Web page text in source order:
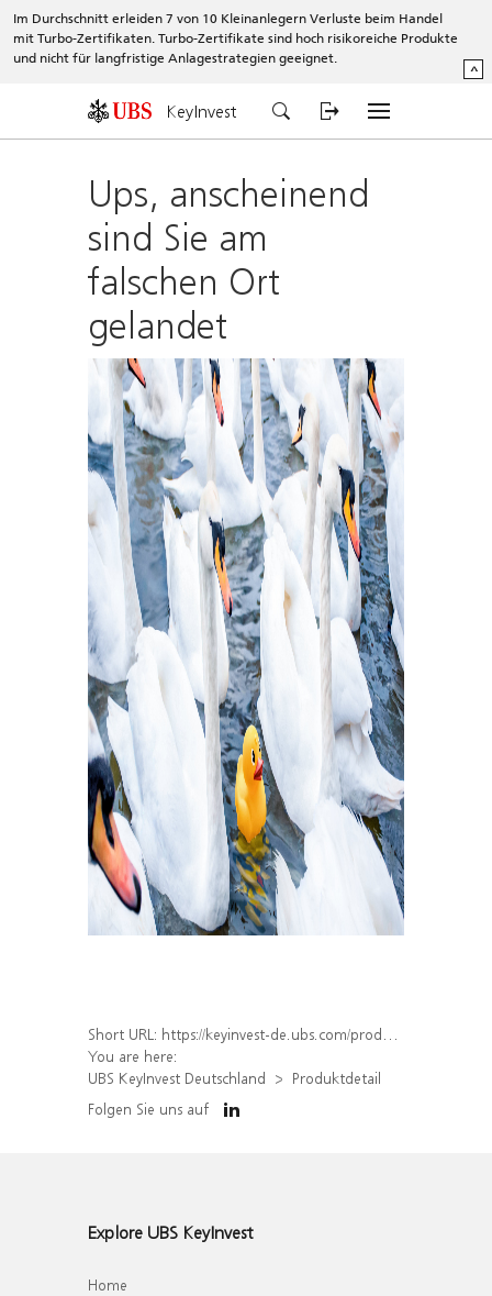
Im Durchschnitt erleiden 7 von 10 Kleinanlegern Verluste beim Handel
mit Turbo-Zertifikaten. Turbo-Zertifikate sind hoch risikoreiche Produkte
und nicht für langfristige Anlagestrategien geeignet.
^
KeyInvest
Ups, anscheinend
sind Sie am
falschen Ort
gelandet
Short URL: https://keyinvest-de.ubs.com/produkt/detail/index/isin/DE000WA7GS95
You are here:
UBS KeyInvest Deutschland
Produktdetail
Folgen Sie uns auf
Explore UBS KeyInvest
Home